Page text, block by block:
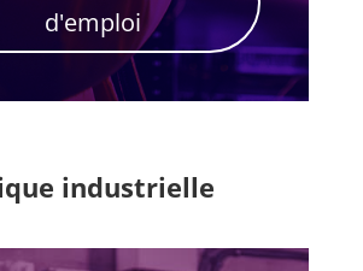
d'emploi
industrielle